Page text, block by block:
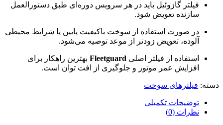
فیلتر گازوئیل باید در هر سرویس دوره‌ای طبق دستورالعمل
سازنده تعویض شود.
در صورت استفاده از سوخت باکیفیت پایین یا شرایط محیطی
آلوده، تعویض زودتر از موعد توصیه می‌شود.
استفاده از فیلتر اصلی Fleetguard بهترین راهکار برای
افزایش عمر موتور و جلوگیری از افت توان است.
دسته: فیلترهای سوخت
توضیحات تکمیلی
نظرات (0)